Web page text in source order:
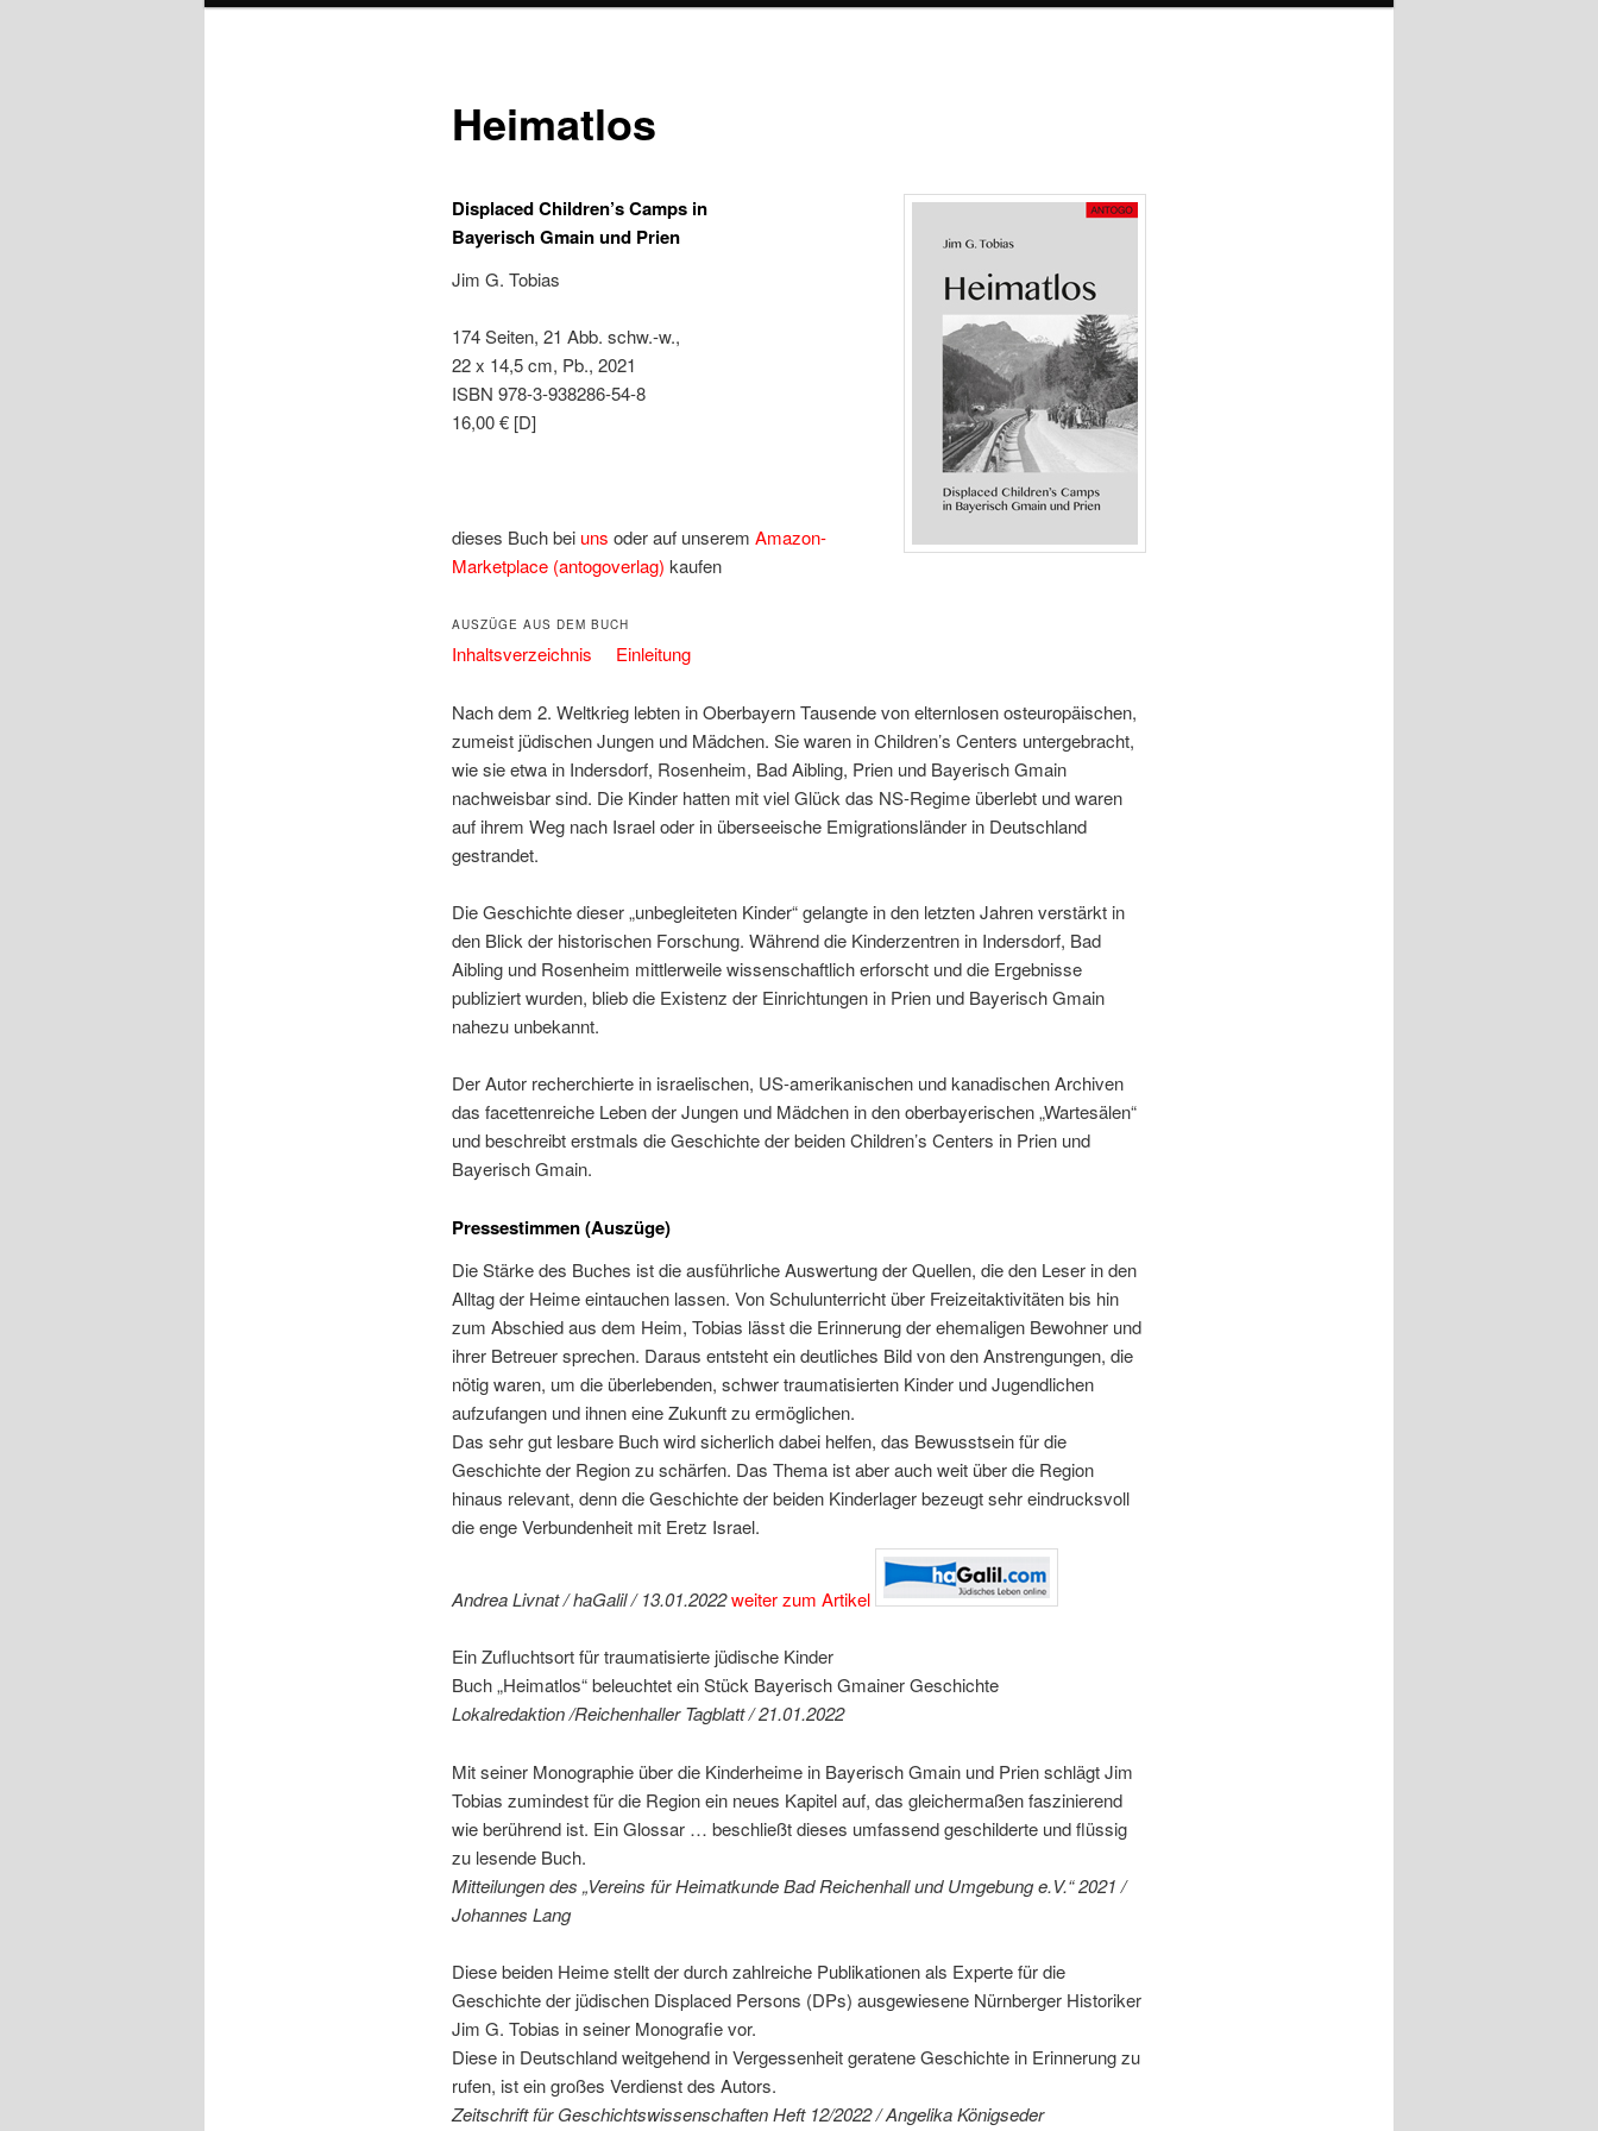
Heimatlos
Displaced Children’s Camps in
Bayerisch Gmain und Prien
Jim G. Tobias
174 Seiten, 21 Abb. schw.-w.,
22 x 14,5 cm, Pb., 2021
ISBN 978-3-938286-54-8
16,00 € [D]
dieses Buch bei uns oder auf unserem Amazon-
Marketplace (antogoverlag) kaufen
AUSZÜGE AUS DEM BUCH
Inhaltsverzeichnis Einleitung
Nach dem 2. Weltkrieg lebten in Oberbayern Tausende von elternlosen osteuropäischen,
zumeist jüdischen Jungen und Mädchen. Sie waren in Children’s Centers untergebracht,
wie sie etwa in Indersdorf, Rosenheim, Bad Aibling, Prien und Bayerisch Gmain
nachweisbar sind. Die Kinder hatten mit viel Glück das NS-Regime überlebt und waren
auf ihrem Weg nach Israel oder in überseeische Emigrationsländer in Deutschland
gestrandet.
Die Geschichte dieser „unbegleiteten Kinder“ gelangte in den letzten Jahren verstärkt in
den Blick der historischen Forschung. Während die Kinderzentren in Indersdorf, Bad
Aibling und Rosenheim mittlerweile wissenschaftlich erforscht und die Ergebnisse
publiziert wurden, blieb die Existenz der Einrichtungen in Prien und Bayerisch Gmain
nahezu unbekannt.
Der Autor recherchierte in israelischen, US-amerikanischen und kanadischen Archiven
das facettenreiche Leben der Jungen und Mädchen in den oberbayerischen „Wartesälen“
und beschreibt erstmals die Geschichte der beiden Children’s Centers in Prien und
Bayerisch Gmain.
Pressestimmen (Auszüge)
Die Stärke des Buches ist die ausführliche Auswertung der Quellen, die den Leser in den
Alltag der Heime eintauchen lassen. Von Schulunterricht über Freizeitaktivitäten bis hin
zum Abschied aus dem Heim, Tobias lässt die Erinnerung der ehemaligen Bewohner und
ihrer Betreuer sprechen. Daraus entsteht ein deutliches Bild von den Anstrengungen, die
nötig waren, um die überlebenden, schwer traumatisierten Kinder und Jugendlichen
aufzufangen und ihnen eine Zukunft zu ermöglichen.
Das sehr gut lesbare Buch wird sicherlich dabei helfen, das Bewusstsein für die
Geschichte der Region zu schärfen. Das Thema ist aber auch weit über die Region
hinaus relevant, denn die Geschichte der beiden Kinderlager bezeugt sehr eindrucksvoll
die enge Verbundenheit mit Eretz Israel.
Andrea Livnat / haGalil / 13.01.2022weiter zum Artikel
Ein Zufluchtsort für traumatisierte jüdische Kinder
Buch „Heimatlos“ beleuchtet ein Stück Bayerisch Gmainer Geschichte
Lokalredaktion /Reichenhaller Tagblatt / 21.01.2022
Mit seiner Monographie über die Kinderheime in Bayerisch Gmain und Prien schlägt Jim
Tobias zumindest für die Region ein neues Kapitel auf, das gleichermaßen faszinierend
wie berührend ist. Ein Glossar … beschließt dieses umfassend geschilderte und flüssig
zu lesende Buch.
Mitteilungen des „Vereins für Heimatkunde Bad Reichenhall und Umgebung e.V.“ 2021 /
Johannes Lang
Diese beiden Heime stellt der durch zahlreiche Publikationen als Experte für die
Geschichte der jüdischen Displaced Persons (DPs) ausgewiesene Nürnberger Historiker
Jim G. Tobias in seiner Monografie vor.
Diese in Deutschland weitgehend in Vergessenheit geratene Geschichte in Erinnerung zu
rufen, ist ein großes Verdienst des Autors.
Zeitschrift für Geschichtswissenschaften Heft 12/2022 / Angelika Königseder